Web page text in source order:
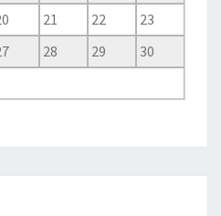
21 22
23
28 29
30